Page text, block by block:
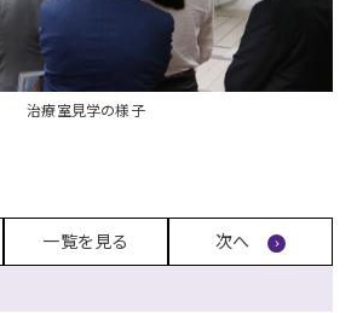
治療室見学の様子
一覧を見る 次へ